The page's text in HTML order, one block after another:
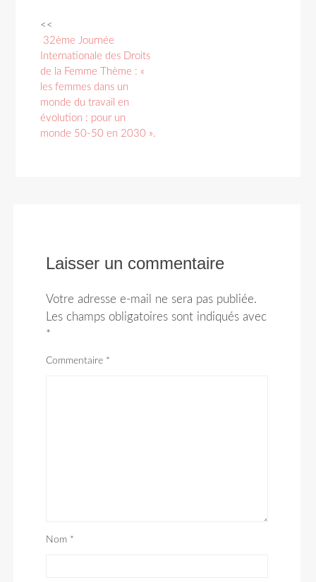
Navigation
des
articles
<<
32ème Journée
Internationale des Droits
de la Femme Thème : «
les femmes dans un
monde du travail en
évolution : pour un
monde 50-50 en 2030 ».
Laisser un commentaire
Votre adresse e-mail ne sera pas publiée.
Les champs obligatoires sont indiqués avec
*
Commentaire *
Nom *